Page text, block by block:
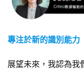
專注於新的識別能力
展望未來，我認為我